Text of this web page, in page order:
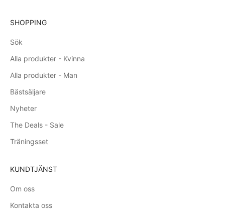
SHOPPING
Sök
Alla produkter - Kvinna
Alla produkter - Man
Bästsäljare
Nyheter
The Deals - Sale
Träningsset
KUNDTJÄNST
Om oss
Kontakta oss